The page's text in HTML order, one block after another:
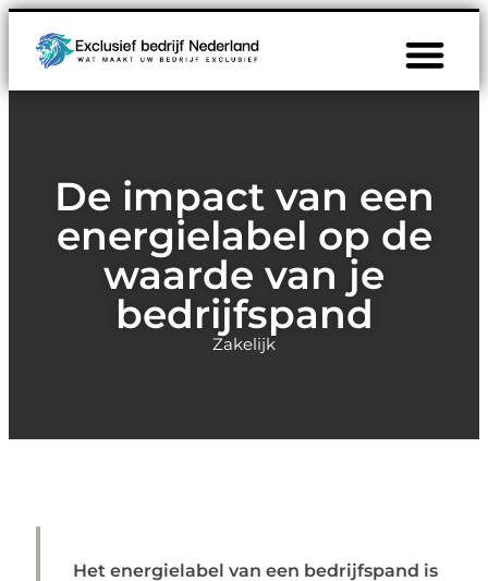
De impact van een
energielabel op de
waarde van je
bedrijfspand
Zakelijk
Het energielabel van een bedrijfspand is